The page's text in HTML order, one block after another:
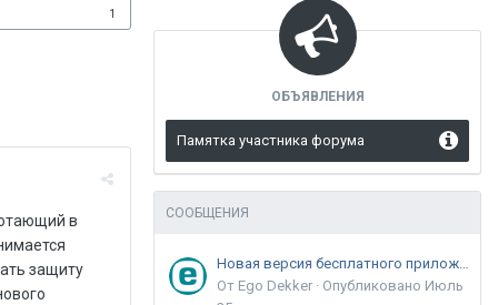
1
в
защиту
ОБЪЯВЛЕНИЯ
Памятка участника форума
СООБЩЕНИЯ
Новая версия бесплатного приложения ESET Online Scanner доступна пользователям
От Ego Dekker · Опубликовано Июль